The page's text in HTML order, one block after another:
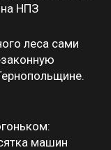
НПЗ
леса сами
машин